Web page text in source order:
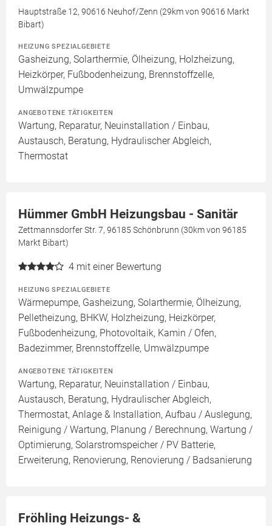
Hauptstraße 12, 90616 Neuhof/Zenn (29km von 90616 Markt
Bibart)
HEIZUNG SPEZIALGEBIETE
Gasheizung, Solarthermie, Ölheizung, Holzheizung,
Heizkörper, Fußbodenheizung, Brennstoffzelle,
Umwälzpumpe
ANGEBOTENE TÄTIGKEITEN
Wartung, Reparatur, Neuinstallation / Einbau,
Austausch, Beratung, Hydraulischer Abgleich,
Thermostat
Hümmer GmbH Heizungsbau - Sanitär
Zettmannsdorfer Str. 7, 96185 Schönbrunn (30km von 96185
Markt Bibart)
4 mit einer Bewertung
HEIZUNG SPEZIALGEBIETE
Wärmepumpe, Gasheizung, Solarthermie, Ölheizung,
Pelletheizung, BHKW, Holzheizung, Heizkörper,
Fußbodenheizung, Photovoltaik, Kamin / Ofen,
Badezimmer, Brennstoffzelle, Umwälzpumpe
ANGEBOTENE TÄTIGKEITEN
Wartung, Reparatur, Neuinstallation / Einbau,
Austausch, Beratung, Hydraulischer Abgleich,
Thermostat, Anlage & Installation, Aufbau / Auslegung,
Reinigung / Wartung, Planung / Berechnung, Wartung /
Optimierung, Solarstromspeicher / PV Batterie,
Erweiterung, Renovierung, Renovierung / Badsanierung
Fröhling Heizungs- &